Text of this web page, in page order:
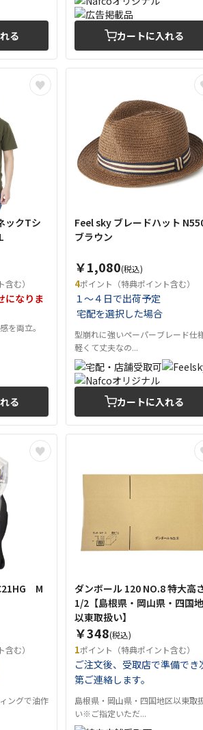
る カートに入れる
ックTシ
む）
になりま
を両立。
る
Feel sky ブレードハット
ブラウン
￥1,080(税込)
4ポイント（特典ポイント含む）
１～４日で出荷予定
宅配を選択した場合
型崩れに強いペーパーブレード仕
軽くて丈夫なの...
カートに入れる
M
む）
ングで油作
ダンボール 120 NO.8 特大高
1/2【島根県・岡山県・四国
以東取扱い】
￥348(税込)
1ポイント（特典ポイント含む）
ご注文後、受取店で準備でき
第ご連絡します。
島根県・岡山県・四国地区以東取
い※ご指定いただ...